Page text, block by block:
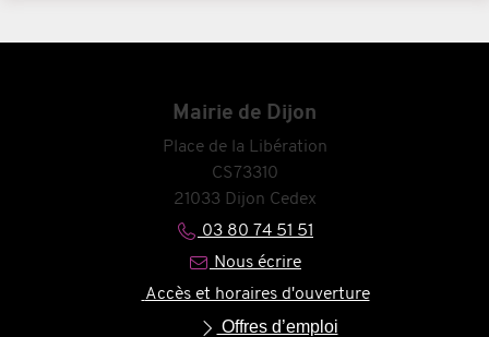
Mairie de Dijon
Place de la Libération
CS73310
21033 Dijon Cedex
03 80 74 51 51
Nous écrire
Accès et horaires d'ouverture
Offres d’emploi